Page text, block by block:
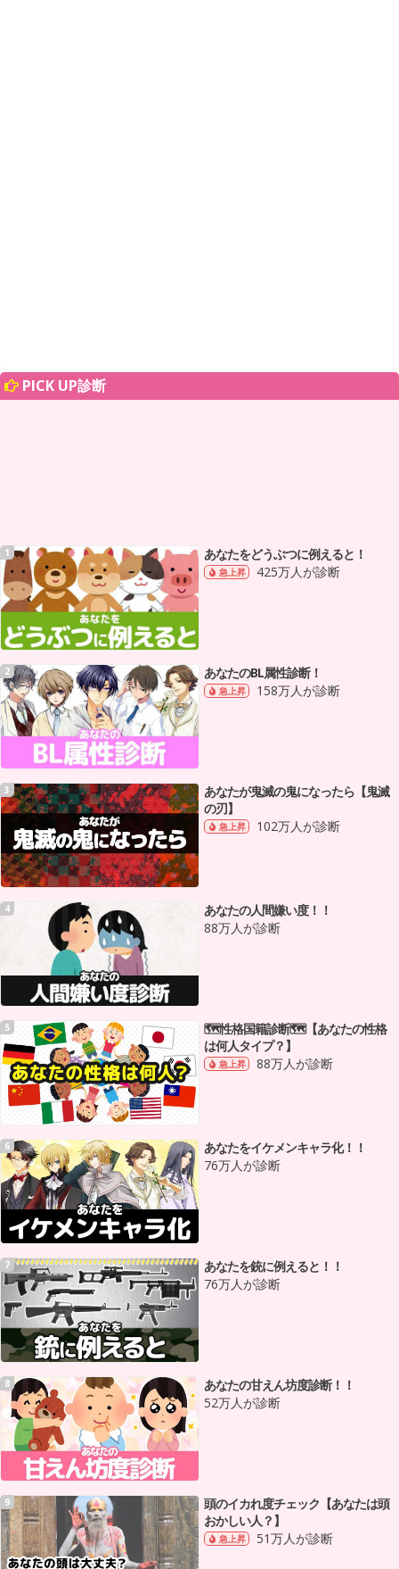
PICK UP診断
1 あなたをどうぶつに例えると！
急上昇 425万人が診断
2 あなたのBL属性診断！
急上昇 158万人が診断
3
あなたが鬼滅の鬼になったら【鬼滅
の刃】
急上昇 102万人が診断
4
あなたの人間嫌い度！！
88万人が診断
5
🗺性格国籍診断🗺【あなたの性格
は何人タイプ？】
急上昇 88万人が診断
6
あなたをイケメンキャラ化！！
76万人が診断
7
あなたを銃に例えると！！
76万人が診断
8
あなたの甘えん坊度診断！！
52万人が診断
9
頭のイカれ度チェック【あなたは頭
おかしい人？】
急上昇 51万人が診断